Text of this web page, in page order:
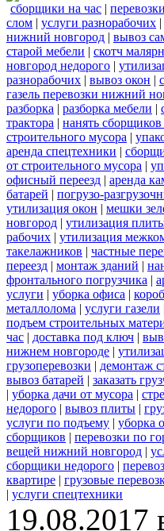
сборщики на час |
слом | услуги разнорабочих |
нижний новгород | вывоз
старой мебели | скотч
новгород недорого |
разнорабочих | вывоз окон |
газель перевозки нижний
разборка | разборка мебели |
трактора | нанять
строительного мусора |
аренда спецтехники |
от строительного мусора |
офисный переезд | аренда
батарей | погрузо-
утилизация окон | мешки
новгород | утилизация
рабочих | утилизация
такелажников | частные
переезд | монтаж зданий |
фронтального погрузчика |
услуги | уборка офиса |
металлолома | услуги газели
подъем строительных
час | доставка под ключ |
нижнем новгороде |
грузоперевозки | демонтаж
вывоз батарей | заказать
| уборка дачи от мусора |
недорого | вывоз плиты |
услуги по подъему | уборка
сборщиков | перевозки по
вещей нижний новгород |
сборщики недорого |
квартире | грузовые
| услуги спецтехники
19.08.2017